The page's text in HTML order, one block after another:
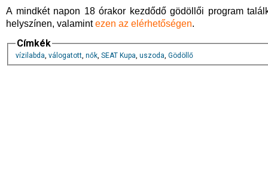
A mindkét napon 18 órakor kezdődő gödöllői program
helyszínen, valamintezen az elérhetőségen.
Címkék
vízilabda, válogatott, nők, SEAT Kupa, uszoda, Gödöllő